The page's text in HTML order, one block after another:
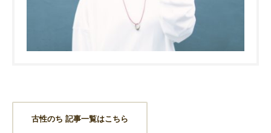
古性のち 記事一覧はこちら